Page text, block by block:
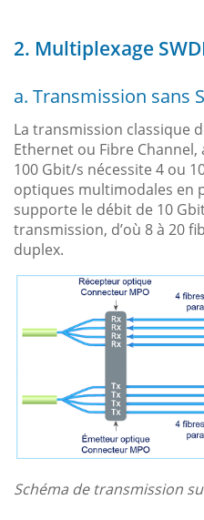
2. Multiplexage
a. Transmission sans
La transmission classique
Ethernet ou Fibre
100 Gbit/s nécessite 4 ou
optiques multimodales en
supporte le débit de 10
transmission, d’où 8 à 20
duplex.
Schéma de transmission